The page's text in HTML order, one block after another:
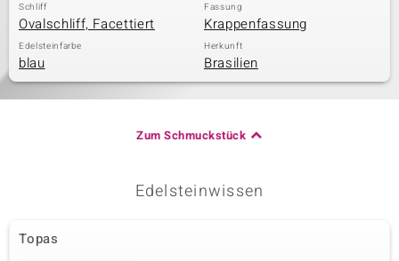
Schliff
Ovalschliff, Facettiert
Fassung
Krappenfassung
Edelsteinfarbe
blau
Herkunft
Brasilien
Zum Schmuckstück
Edelsteinwissen
Topas